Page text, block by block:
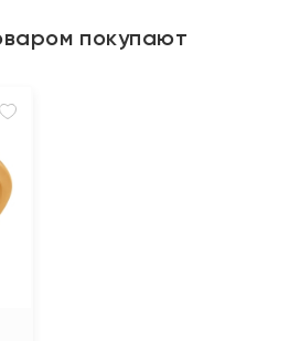
покупают